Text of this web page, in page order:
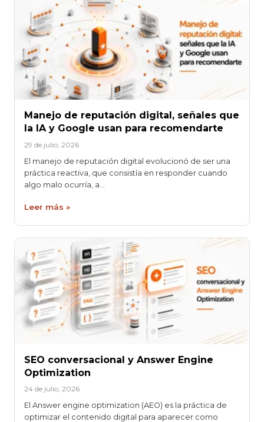
Manejo de reputación digital, señales que
la IA y Google usan para recomendarte
29 de julio, 2026
El manejo de reputación digital evolucionó de ser una
práctica reactiva, que consistía en responder cuando
algo malo ocurría, a…
Leer más »
SEO conversacional y Answer Engine
Optimization
24 de julio, 2026
El Answer engine optimization (AEO) es la práctica de
optimizar el contenido digital para aparecer como